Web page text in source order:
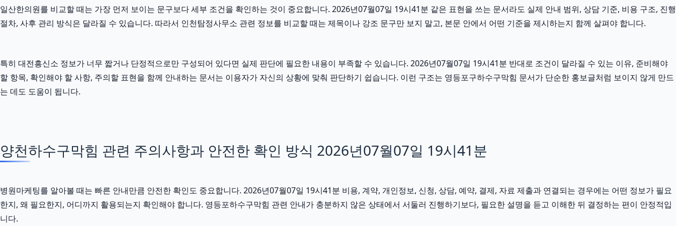
일산한의원를 비교할 때는 가장 먼저 보이는 문구보다 세부 조건을 확인하는 것이 중요합니다. 2026년07월07일 19시41분 같은 표현을 쓰는 문서라도 실제 안내 범위, 상담 기준, 비용 구조, 진행
절차, 사후 관리 방식은 달라질 수 있습니다. 따라서 인천탐정사무소 관련 정보를 비교할 때는 제목이나 강조 문구만 보지 말고, 본문 안에서 어떤 기준을 제시하는지 함께 살펴야 합니다.
특히 대전흥신소 정보가 너무 짧거나 단정적으로만 구성되어 있다면 실제 판단에 필요한 내용이 부족할 수 있습니다. 2026년07월07일 19시41분 반대로 조건이 달라질 수 있는 이유, 준비해야
할 항목, 확인해야 할 사항, 주의할 표현을 함께 안내하는 문서는 이용자가 자신의 상황에 맞춰 판단하기 쉽습니다. 이런 구조는 영등포구하수구막힘 문서가 단순한 홍보글처럼 보이지 않게 만드
는 데도 도움이 됩니다.
양천하수구막힘 관련 주의사항과 안전한 확인 방식 2026년07월07일 19시41분
병원마케팅를 알아볼 때는 빠른 안내만큼 안전한 확인도 중요합니다. 2026년07월07일 19시41분 비용, 계약, 개인정보, 신청, 상담, 예약, 결제, 자료 제출과 연결되는 경우에는 어떤 정보가 필요
한지, 왜 필요한지, 어디까지 활용되는지 확인해야 합니다. 영등포하수구막힘 관련 안내가 충분하지 않은 상태에서 서둘러 진행하기보다, 필요한 설명을 듣고 이해한 뒤 결정하는 편이 안정적입
니다.